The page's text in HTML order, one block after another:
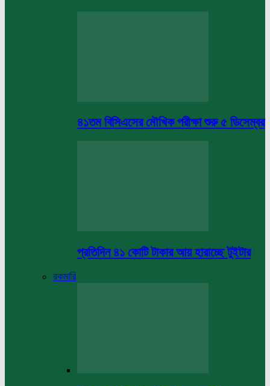
৪১তম বিসিএসের মৌখিক পরীক্ষা শুরু ৫ ডিসেম্বর
প্রতিদিন ৪১ কোটি টাকার আয় হারাচ্ছে টুইটার
রকমারি